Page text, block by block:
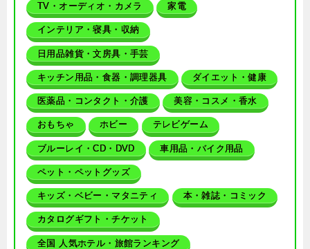
TV・オーディオ・カメラ 家電
インテリア・寝具・収納
日用品雑貨・文房具・手芸
キッチン用品・食器・調理器具 ダイエット・健康
医薬品・コンタクト・介護 美容・コスメ・香水
おもちゃ ホビー テレビゲーム
ブルーレイ・CD・DVD 車用品・バイク用品
ペット・ペットグッズ
キッズ・ベビー・マタニティ 本・雑誌・コミック
カタログギフト・チケット
全国 人気ホテル・旅館ランキング